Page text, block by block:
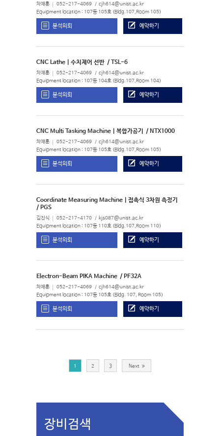
차재훈 052-217-4069 cjh614@unist.ac.kr
Equipment location : 107동 105호 (Bldg.107,Room 105)
분석의뢰 예약하기
CNC Lathe | 수치제어 선반 / TSL-6
차재훈 052-217-4069 cjh614@unist.ac.kr
Equipment location : 107동 104호 (Bldg.107,Room 104)
분석의뢰 예약하기
CNC Multi Tasking Machine | 복합가공기 / NTX1000
차재훈 052-217-4069 cjh614@unist.ac.kr
Equipment location : 107동 105호 (Bldg.107,Room 105)
분석의뢰 예약하기
Coordinate Measuring Machine | 접촉식 3차원 측정기
/ PGS
김진식 052-217-4170 kjs087@unist.ac.kr
Equipment location : 107동 110호 (Bldg.107,Room 110)
분석의뢰 예약하기
Electron-Beam PIKA Machine / PF32A
차재훈 052-217-4069 cjh614@unist.ac.kr
Equipment location : 107동 105호 (Bldg. 107, Room 105)
분석의뢰 예약하기
1 2 3 Next
장비검색